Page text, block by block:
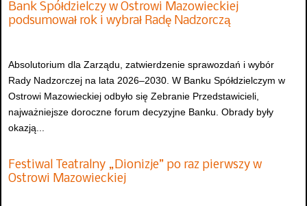
Bank Spółdzielczy w Ostrowi Mazowieckiej
podsumował rok i wybrał Radę Nadzorczą
Absolutorium dla Zarządu, zatwierdzenie sprawozdań i wybór
Rady Nadzorczej na lata 2026–2030. W Banku Spółdzielczym w
Ostrowi Mazowieckiej odbyło się Zebranie Przedstawicieli,
najważniejsze doroczne forum decyzyjne Banku. Obrady były
okazją...
Festiwal Teatralny „Dionizje” po raz pierwszy w
Ostrowi Mazowieckiej